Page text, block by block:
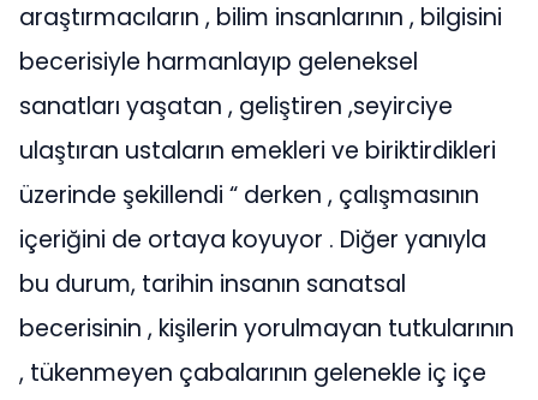
araştırmacıların , bilim insanlarının , bilgisini
becerisiyle harmanlayıp geleneksel
sanatları yaşatan , geliştiren ,seyirciye
ulaştıran ustaların emekleri ve biriktirdikleri
üzerinde şekillendi “ derken , çalışmasının
içeriğini de ortaya koyuyor . Diğer yanıyla
bu durum, tarihin insanın sanatsal
becerisinin , kişilerin yorulmayan tutkularının
, tükenmeyen çabalarının gelenekle iç içe